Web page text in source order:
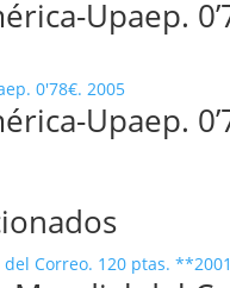
Upaep.
Upaep.